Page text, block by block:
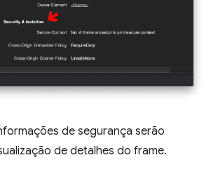
de segurança serão
de detalhes do frame.